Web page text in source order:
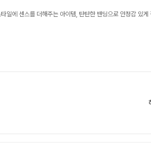
일에 센스를 더해주는 아이템, 탄탄한 밴딩으로 안정감 있게